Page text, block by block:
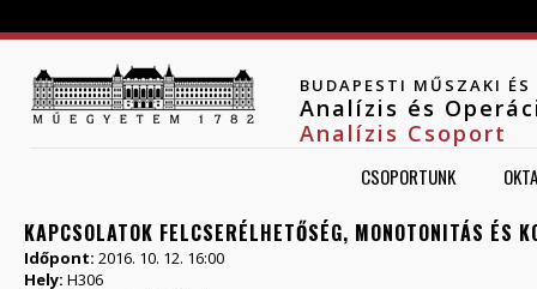
BUDAPESTI MŰSZAKI
Analízis és
Analízis Csoport
CSOPORTUNK
KAPCSOLATOK FELCSERÉLHETŐSÉG, MONOTONITÁS ÉS
Időpont: 2016. 10. 12. 16:00
Hely: H306